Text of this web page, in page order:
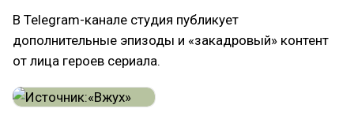
В Telegram-канале студия публикует
дополнительные эпизоды и «закадровый» контент
от лица героев сериала.